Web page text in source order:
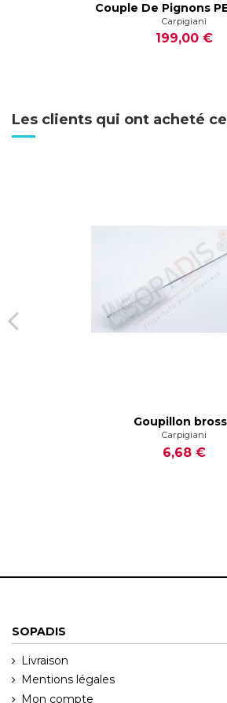
Couple De Pignons
Carpigiani
199,00 €
Les clients qui ont acheté
Goupillon
Carpigiani
6,68 €
SOPADIS
Livraison
Mentions légales
Mon compte